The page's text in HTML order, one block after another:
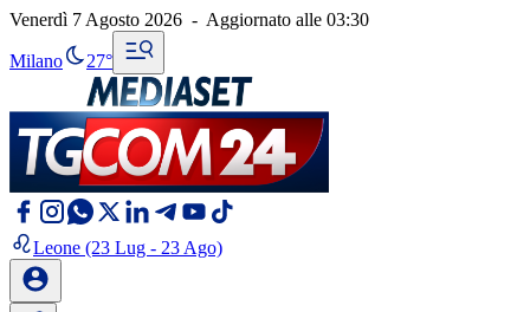
Venerdì 7 Agosto 2026 - Aggiornato alle 03:30
Milano 27°
Leone (23 Lug - 23 Ago)